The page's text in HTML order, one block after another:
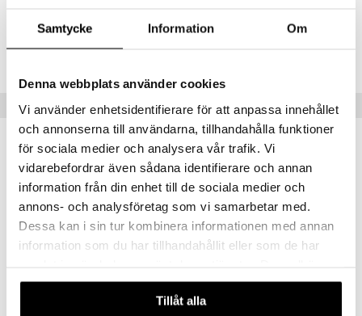
Samtycke Information Om
Denna webbplats använder cookies
Vi använder enhetsidentifierare för att anpassa innehållet
och annonserna till användarna, tillhandahålla funktioner
för sociala medier och analysera vår trafik. Vi
vidarebefordrar även sådana identifierare och annan
information från din enhet till de sociala medier och
annons- och analysföretag som vi samarbetar med.
Dessa kan i sin tur kombinera informationen med annan
information som du har tillhandahållit eller som de har
våra cookies vid fortsatt användande av vår webbplats.
Tillåt alla
Tuotenumero
Suositut tuotteet